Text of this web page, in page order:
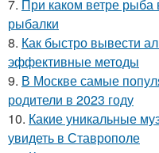
7. При каком ветре рыба
рыбалки
8. Как быстро вывести
эффективные методы
9. В Москве самые
родители в 2023 году
10. Какие уникальные
увидеть в Ставрополе